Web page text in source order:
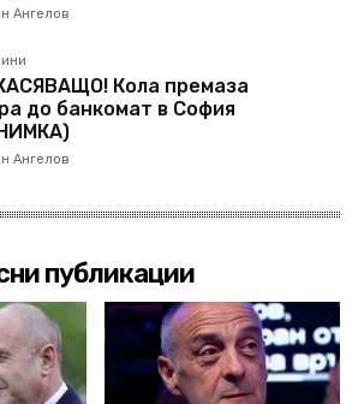
Ангелов
Кола премаза
до банкомат в София
Ангелов
публикации